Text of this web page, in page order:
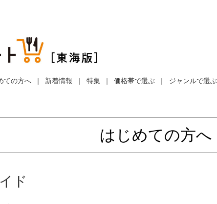
ての方へ 新着情報 特集 価格帯で選ぶ ジャンルで選ぶ
はじめての方へ
ド